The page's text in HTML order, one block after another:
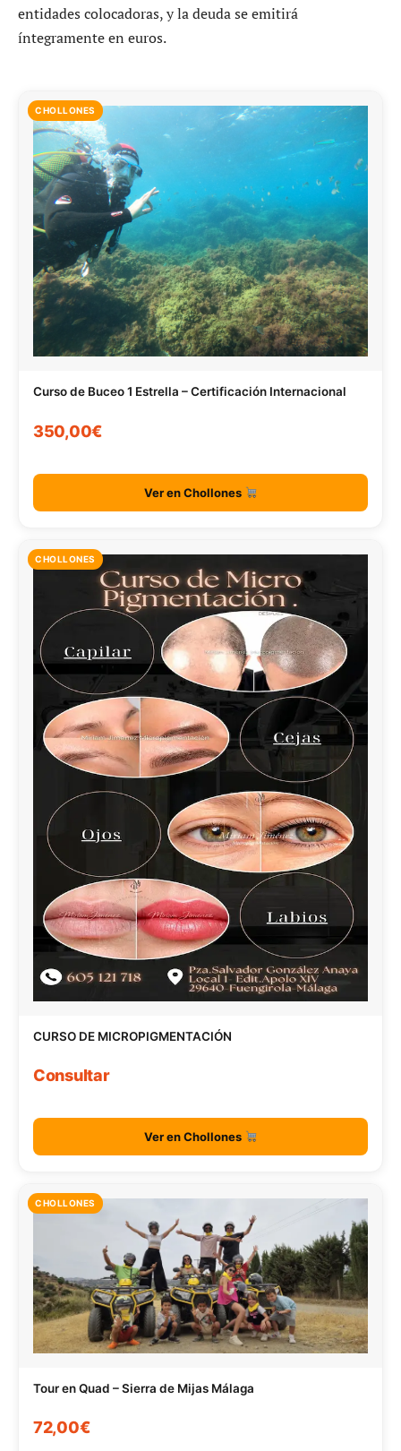
entidades colocadoras, y la deuda se emitirá
íntegramente en euros.
CHOLLONES
Curso de Buceo 1 Estrella – Certificación Internacional
350,00€
Ver en Chollones
CHOLLONES
CURSO DE MICROPIGMENTACIÓN
Consultar
Ver en Chollones
CHOLLONES
Tour en Quad – Sierra de Mijas Málaga
72,00€